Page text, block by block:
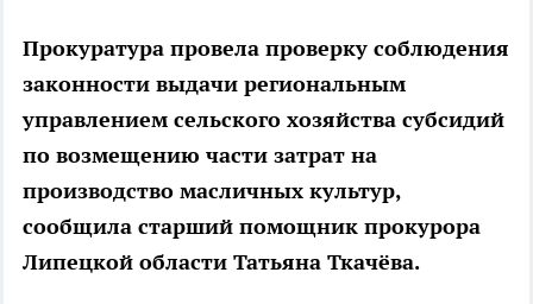
Прокуратура провела проверку соблюдения
законности выдачи региональным
управлением сельского хозяйства субсидий
по возмещению части затрат на
производство масличных культур,
сообщила старший помощник прокурора
Липецкой области Татьяна Ткачёва.